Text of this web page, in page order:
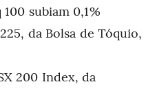
subiam 0,1%
da Bolsa de Tóquio,
200 Index, da